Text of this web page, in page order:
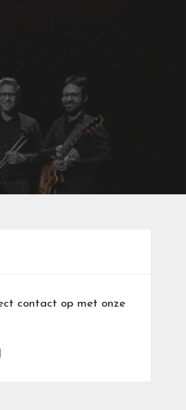
contact op met onze